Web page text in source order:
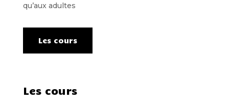
qu’aux adultes
Les cours
Les cours